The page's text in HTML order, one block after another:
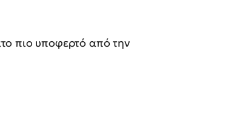
πιο υποφερτό από την